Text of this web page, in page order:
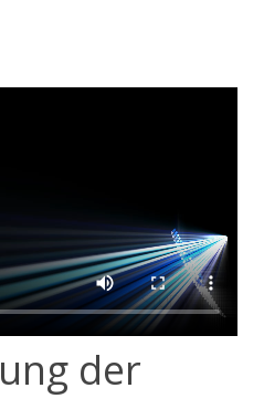
der